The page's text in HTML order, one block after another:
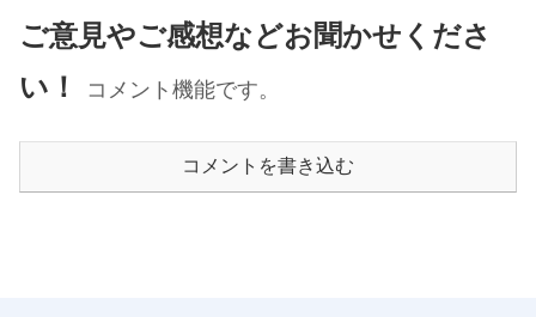
ご意見やご感想などお聞かせくださ
い！
コメント機能です。
コメントを書き込む